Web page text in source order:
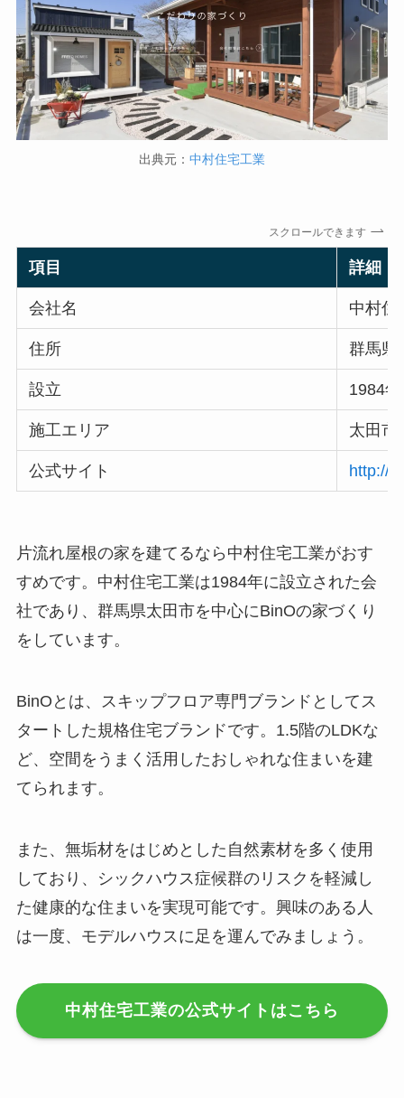
出典元： 中村住宅工業
スクロールできます
項目 詳細
会社名 中村住
住所 群馬県
設立 1984
施工エリア 太田市
公式サイト http://
片流れ屋根の家を建てるなら中村住宅工業がおす
すめです。中村住宅工業は1984年に設立された会
社であり、群馬県太田市を中心にBinOの家づくり
をしています。
BinOとは、スキップフロア専門ブランドとしてス
タートした規格住宅ブランドです。1.5階のLDKな
ど、空間をうまく活用したおしゃれな住まいを建
てられます。
また、無垢材をはじめとした自然素材を多く使用
しており、シックハウス症候群のリスクを軽減し
た健康的な住まいを実現可能です。興味のある人
は一度、モデルハウスに足を運んでみましょう。
中村住宅工業の公式サイトはこちら